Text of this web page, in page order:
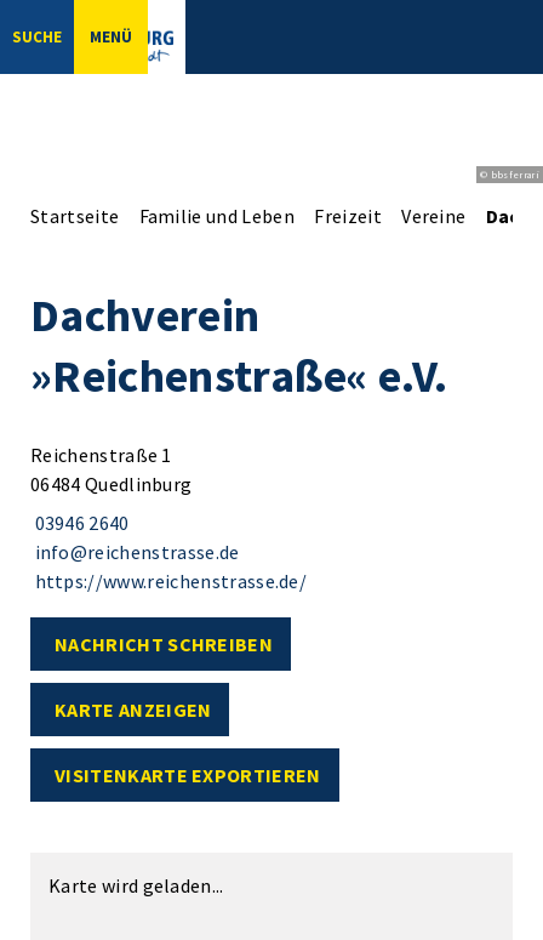
SUCHE MENÜ
© bbsferrari
Startseite Familie und Leben Freizeit Vereine
Dachverein
»Reichenstraße« e.V.
Reichenstraße 1
06484 Quedlinburg
03946 2640
info@reichenstrasse.de
https://www.reichenstrasse.de/
NACHRICHT SCHREIBEN
KARTE ANZEIGEN
VISITENKARTE EXPORTIEREN
Karte wird geladen...